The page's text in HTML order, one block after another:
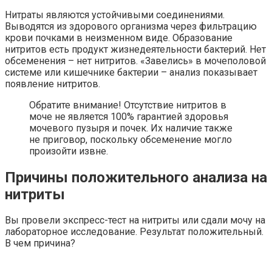
Нитраты являются устойчивыми соединениями.
Выводятся из здорового организма через фильтрацию
крови почками в неизменном виде. Образование
нитритов есть продукт жизнедеятельности бактерий. Нет
обсеменения – нет нитритов. «Завелись» в мочеполовой
системе или кишечнике бактерии – анализ показывает
появление нитритов.
Обратите внимание! Отсутствие нитритов в
моче не является 100% гарантией здоровья
мочевого пузыря и почек. Их наличие также
не приговор, поскольку обсеменение могло
произойти извне.
Причины положительного анализа на
нитриты
Вы провели экспресс-тест на нитриты или сдали мочу на
лабораторное исследование. Результат положительный.
В чем причина?